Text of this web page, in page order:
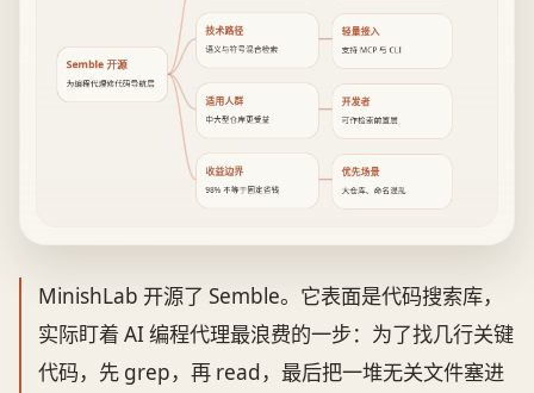
Semble 开源
为编程代理修代码导航层
技术路径
语义与符号混合检索
轻量接入
支持 MCP 与 CLI
适用人群
中大型仓库更受益
开发者
可作检索前置层
收益边界
98% 不等于固定省钱
优先场景
大仓库、命名混乱
MinishLab 开源了 Semble。它表面是代码搜索库，
实际盯着 AI 编程代理最浪费的一步：为了找几行关键
代码，先 grep，再 read，最后把一堆无关文件塞进